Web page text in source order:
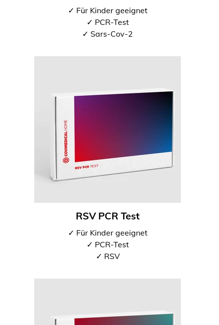
✓ Für Kinder geeignet
✓ PCR-Test
✓ Sars-Cov-2
RSV PCR Test
✓ Für Kinder geeignet
✓ PCR-Test
✓ RSV